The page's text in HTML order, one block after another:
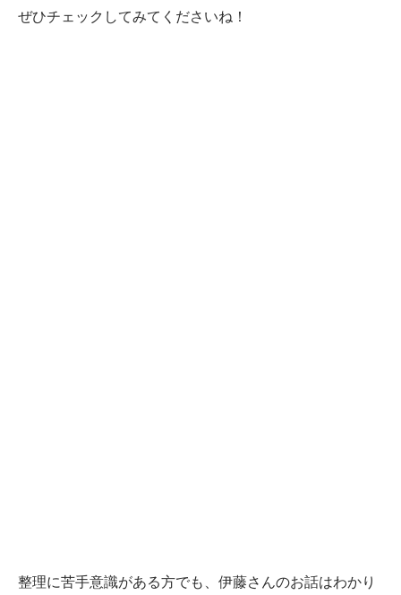
ぜひチェックしてみてくださいね！
整理に苦手意識がある方でも、伊藤さんのお話はわかり